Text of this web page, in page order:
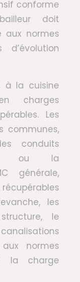
conforme
doit
aux normes
à la cuisine
charges
Les
communes,
conduits
ou la
générale,
les
le
normes
la charge